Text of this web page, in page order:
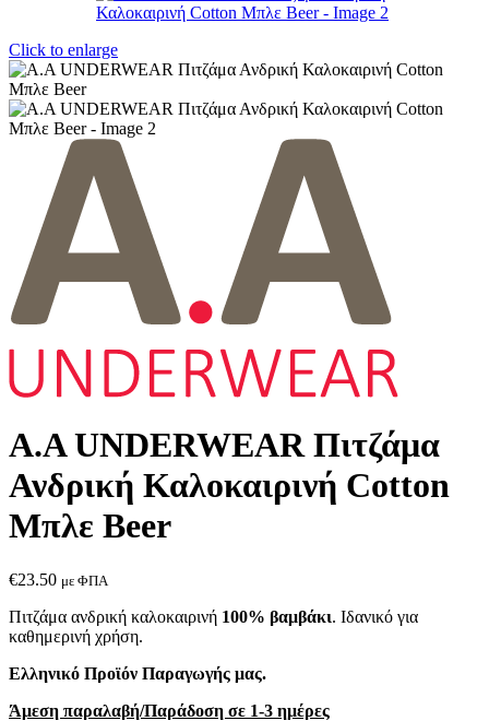
Click to enlarge
Α.A UNDERWEAR Πιτζάμα
Ανδρική Καλοκαιρινή Cotton
Μπλε Beer
€23.50 με ΦΠΑ
Πιτζάμα ανδρική καλοκαιρινή 100% βαμβάκι. Ιδανικό για
καθημερινή χρήση.
Ελληνικό Προϊόν Παραγωγής μας.
Άμεση παραλαβή/Παράδοση σε 1-3 ημέρες